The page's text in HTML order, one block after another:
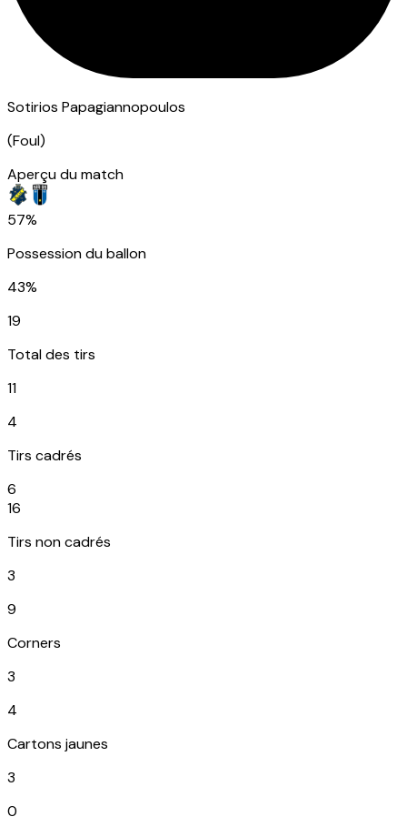
Sotirios Papagiannopoulos
(Foul)
Aperçu du match
57%
Possession du ballon
43%
19
Total des tirs
11
4
Tirs cadrés
6
16
Tirs non cadrés
3
9
Corners
3
4
Cartons jaunes
3
0